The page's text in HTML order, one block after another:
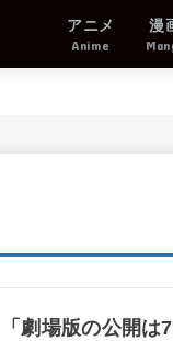
アニメ
Anime
漫
「劇場版の公開